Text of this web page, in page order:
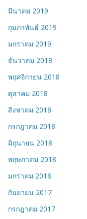
มีนาคม 2019
กุมภาพันธ์ 2019
มกราคม 2019
ธันวาคม 2018
พฤศจิกายน 2018
ตุลาคม 2018
สิงหาคม 2018
กรกฎาคม 2018
มิถุนายน 2018
พฤษภาคม 2018
มกราคม 2018
กันยายน 2017
กรกฎาคม 2017